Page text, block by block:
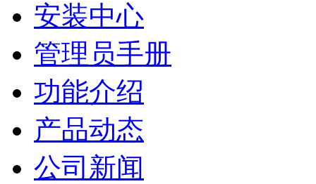
安装中心
管理员手册
功能介绍
产品动态
公司新闻